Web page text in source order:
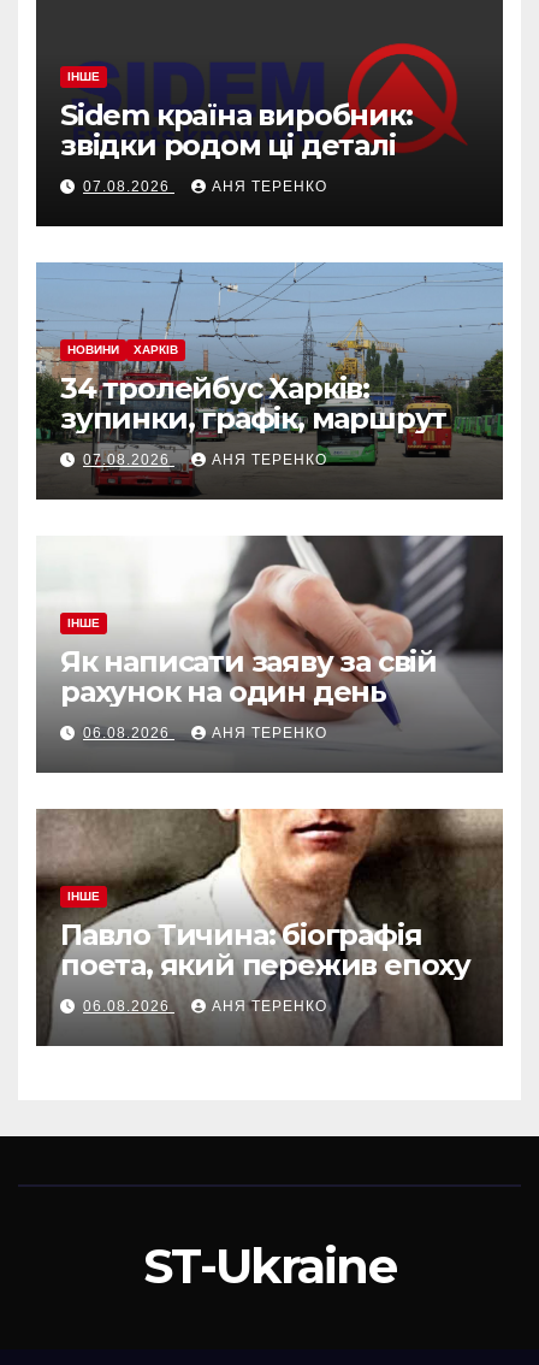
ІНШЕ
Sidem країна виробник:
звідки родом ці деталі
07.08.2026 АНЯ ТЕРЕНКО
НОВИНИ ХАРКІВ
34 тролейбус Харків:
зупинки, графік, маршрут
07.08.2026 АНЯ ТЕРЕНКО
ІНШЕ
Як написати заяву за свій
рахунок на один день
06.08.2026 АНЯ ТЕРЕНКО
ІНШЕ
Павло Тичина: біографія
поета, який пережив епоху
06.08.2026 АНЯ ТЕРЕНКО
ST-Ukraine